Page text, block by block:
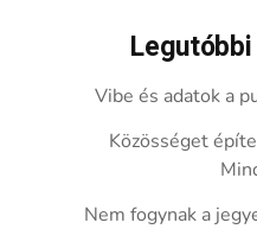
Vibe és adatok a
Közösséget
Nem fogynak a